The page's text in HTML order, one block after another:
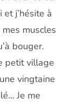
et j’hésite à
muscles
bouger.
petit village
vingtaine
Je me